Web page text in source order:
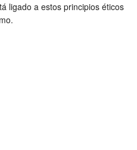
ligado a estos principios éticos